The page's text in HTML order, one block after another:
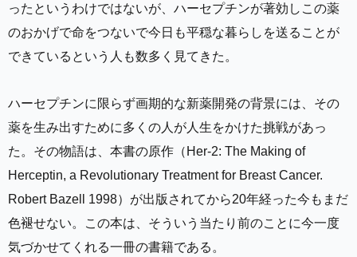
ったというわけではないが、ハーセプチンが著効しこの薬
のおかげで命をつないで今日も平穏な暮らしを送ることが
できているという人も数多く見てきた。
ハーセプチンに限らず画期的な新薬開発の背景には、その
薬を生み出すために多くの人が人生をかけた挑戦があっ
た。その物語は、本書の原作（Her-2: The Making of
Herceptin, a Revolutionary Treatment for Breast Cancer.
Robert Bazell 1998）が出版されてから20年経った今もまだ
色褪せない。この本は、そういう当たり前のことに今一度
気づかせてくれる一冊の書籍である。